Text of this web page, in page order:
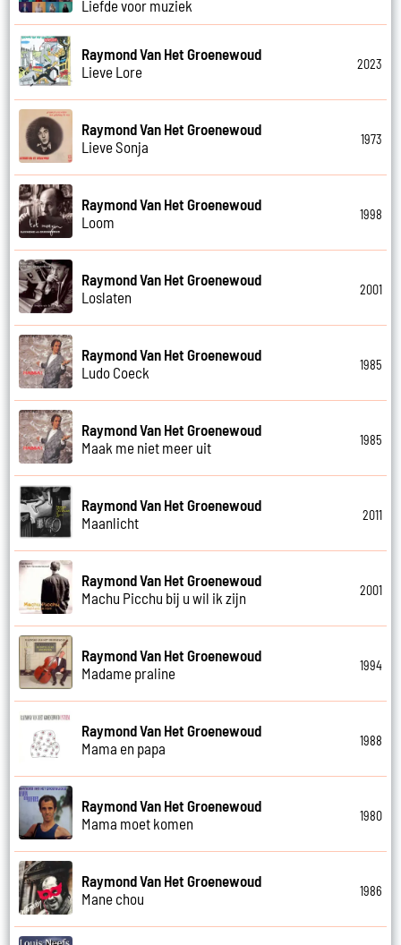
Liefde voor muziek
Raymond Van Het Groenewoud
Lieve Lore
2023
Raymond Van Het Groenewoud
Lieve Sonja
1973
Raymond Van Het Groenewoud
Loom
1998
Raymond Van Het Groenewoud
Loslaten
2001
Raymond Van Het Groenewoud
Ludo Coeck
1985
Raymond Van Het Groenewoud
Maak me niet meer uit
1985
Raymond Van Het Groenewoud
Maanlicht
2011
Raymond Van Het Groenewoud
Machu Picchu bij u wil ik zijn
2001
Raymond Van Het Groenewoud
Madame praline
1994
Raymond Van Het Groenewoud
Mama en papa
1988
Raymond Van Het Groenewoud
Mama moet komen
1980
Raymond Van Het Groenewoud
Mane chou
1986